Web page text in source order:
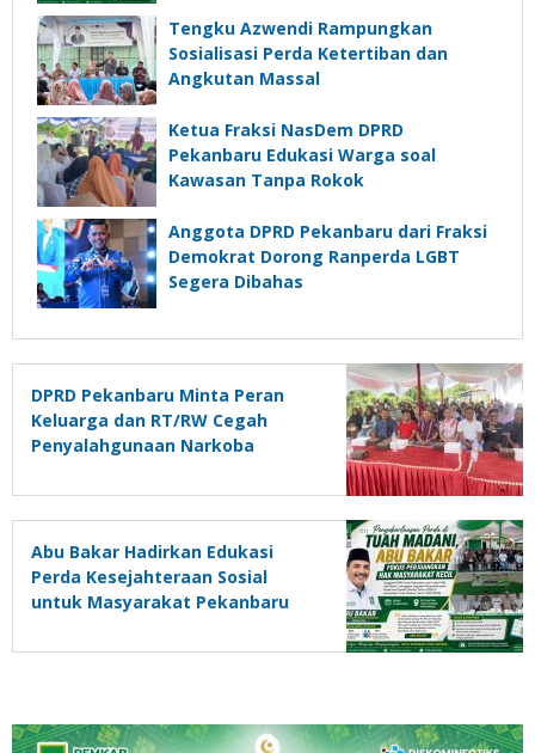
Tengku Azwendi Rampungkan
Sosialisasi Perda Ketertiban dan
Angkutan Massal
Ketua Fraksi NasDem DPRD
Pekanbaru Edukasi Warga soal
Kawasan Tanpa Rokok
Anggota DPRD Pekanbaru dari Fraksi
Demokrat Dorong Ranperda LGBT
Segera Dibahas
DPRD Pekanbaru Minta Peran
Keluarga dan RT/RW Cegah
Penyalahgunaan Narkoba
Abu Bakar Hadirkan Edukasi
Perda Kesejahteraan Sosial
untuk Masyarakat Pekanbaru